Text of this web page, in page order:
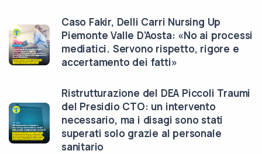
Caso Fakir, Delli Carri Nursing Up
Piemonte Valle D’Aosta: «No ai processi
mediatici. Servono rispetto, rigore e
accertamento dei fatti»
Ristrutturazione del DEA Piccoli Traumi
del Presidio CTO: un intervento
necessario, ma i disagi sono stati
superati solo grazie al personale
sanitario